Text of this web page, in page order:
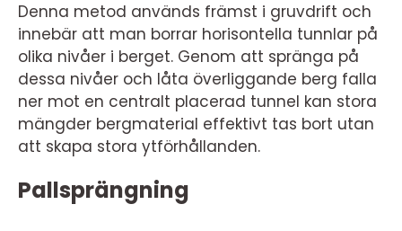
Denna metod används främst i gruvdrift och
innebär att man borrar horisontella tunnlar på
olika nivåer i berget. Genom att spränga på
dessa nivåer och låta överliggande berg falla
ner mot en centralt placerad tunnel kan stora
mängder bergmaterial effektivt tas bort utan
att skapa stora ytförhållanden.
Pallsprängning